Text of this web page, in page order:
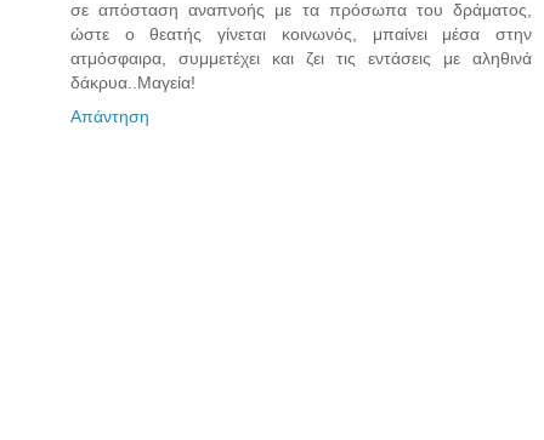
σε απόσταση αναπνοής με τα πρόσωπα του δράματος,
ώστε ο θεατής γίνεται κοινωνός, μπαίνει μέσα στην
ατμόσφαιρα, συμμετέχει και ζει τις εντάσεις με αληθινά
δάκρυα..Μαγεία!
Απάντηση